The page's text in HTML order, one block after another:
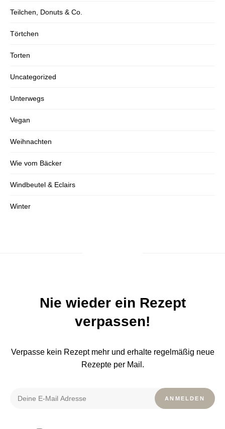
Teilchen, Donuts & Co.
Törtchen
Torten
Uncategorized
Unterwegs
Vegan
Weihnachten
Wie vom Bäcker
Windbeutel & Eclairs
Winter
Nie wieder ein Rezept
verpassen!
Verpasse kein Rezept mehr und erhalte regelmäßig neue
Rezepte per Mail.